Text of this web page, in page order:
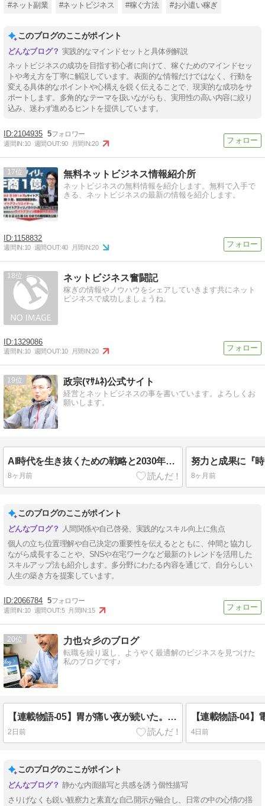
#ネット副業 #ネットビジネス #稼ぐ方法 #お小遣い稼ぎ
このブログのここがポイント
実践的なマインドセットと具体例解説
ネットビジネスの成功を目指す初心者に向けて、稼ぐためのマインドセッ
トや考え方を丁寧に解説しています。表面的な情報だけではなく、行動を
変える具体的なポイントや心構えを鋭く伝えることで、現実的な成功をサ
ポートします。多角的なテーマを扱いながらも、実用性の高い内容に絞り
込み、迷わず進めるヒントを提供しています。
2104935 5
週間IN:10 週間OUT:90 月間IN:20
17 無料ネットビジネス情報紹介所
ネットビジネスの無料情報を紹介します。無料で入手で
きる、ネットビジネスの最新の情報を紹介します。
1158832
週間IN:10 週間OUT:40 月間IN:20
18 ネットビジネス奮闘記
稼ぎの情報やノウハウをシェアしていきます共にネット
ビジネスで成功しましょうね。
1329086
週間IN:10 週間OUT:10 月間IN:20
19 政宗(ﾏｻﾑﾈ)公式サイト
経営とネットビジネスの事を書いています。よろしくお
願いします。
AI時代を生き抜くための戦略と2030年までの計画とは！？
8ヶ月前 8ヶ月前
このブログのここがポイント
人間関係や自己啓発、実践的なスキル向上に焦点
個人の立ち位置理解や自己決定の重要性を伝えるとともに、仲間と協力し
ながら成長することや、SNSや在宅ワークなど最新のトレンドを活用した
スキルアップ法も紹介します。多分野にわたる内容を通じて、自分らしい
人生の築き方を提案しています。
2066784 5
週間IN:10 週間OUT:5 月間IN:15
20 力也☆彡のブログ
転職を繰り返し、ようやく最適解のビジネスを見つけた
私のブログです♪
【連載物語-05】胃が痛い夜が続いた。でも、家族がいたから辞められなかった
2日前 4日前
このブログのここがポイント
静かな内面描写と共感を誘う個性描写
さりげなくも鋭い観察力と素直な自己開示が融合し、日常の中の心情の揺